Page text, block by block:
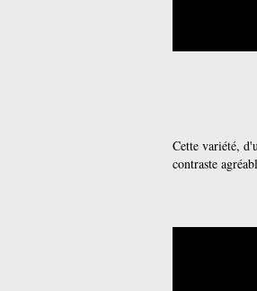
Cette variété,
contraste